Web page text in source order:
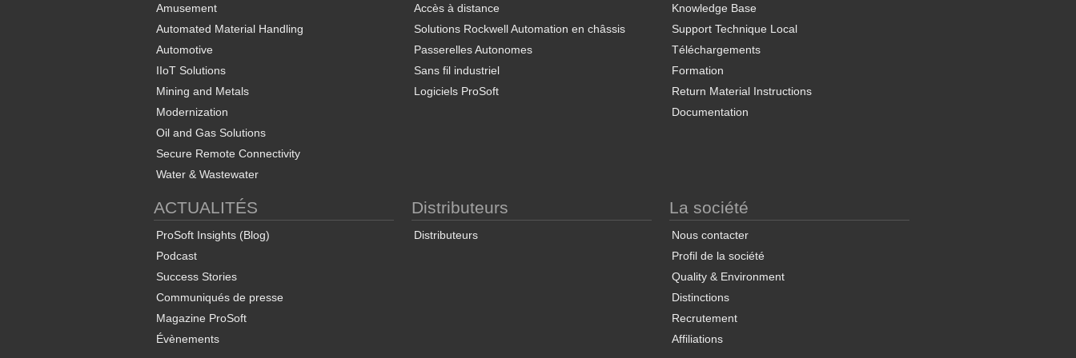
Amusement
Automated Material Handling
Automotive
IIoT Solutions
Mining and Metals
Modernization
Oil and Gas Solutions
Secure Remote Connectivity
Water & Wastewater
Accès à distance
Solutions Rockwell Automation en châssis
Passerelles Autonomes
Sans fil industriel
Logiciels ProSoft
Knowledge Base
Support Technique Local
Téléchargements
Formation
Return Material Instructions
Documentation
ACTUALITÉS
ProSoft Insights (Blog)
Podcast
Success Stories
Communiqués de presse
Magazine ProSoft
Évènements
Distributeurs
Distributeurs
La société
Nous contacter
Profil de la société
Quality & Environment
Distinctions
Recrutement
Affiliations